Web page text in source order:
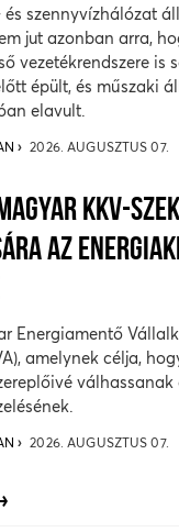
szennyvízhálózat
jut azonban arra,
vezetékrendszere is
épült, és műszaki
elavult.
2026. AUGUSZTUS 07.
KKV-
AZ
Energiamentő
amelynek célja,
válhassanak
2026. AUGUSZTUS 07.